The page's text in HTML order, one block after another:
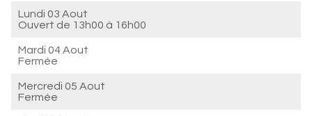
Lundi 03 Aout
Ouvert de 13h00 à 16h00
Mardi 04 Aout
Fermée
Mercredi 05 Aout
Fermée